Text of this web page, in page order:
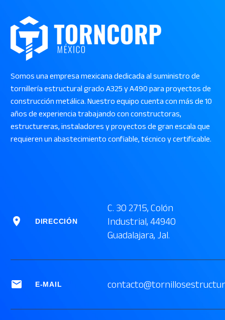
Somos una empresa mexicana dedicada al suministro de
tornillería estructural grado A325 y A490 para proyectos de
construcción metálica. Nuestro equipo cuenta con más de 10
años de experiencia trabajando con constructoras,
estructureras, instaladores y proyectos de gran escala que
requieren un abastecimiento confiable, técnico y certificable.

 DIRECCIÓN
C. 30 2715, Colón
Industrial, 44940
Guadalajara, Jal.

 E-MAIL